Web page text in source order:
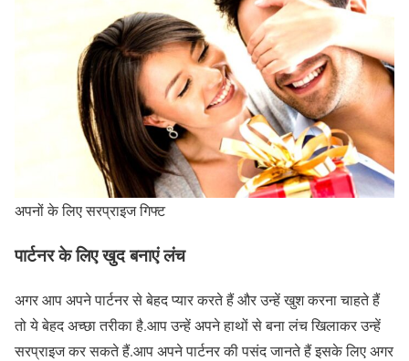
अपनों के लिए सरप्राइज गिफ्ट
पार्टनर के लिए खुद बनाएं लंच
अगर आप अपने पार्टनर से बेहद प्यार करते हैं और उन्हें खुश करना चाहते हैं
तो ये बेहद अच्छा तरीका है.आप उन्हें अपने हाथों से बना लंच खिलाकर उन्हें
सरप्राइज कर सकते हैं.आप अपने पार्टनर की पसंद जानते हैं इसके लिए अगर